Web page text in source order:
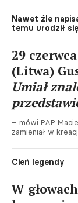
Nawet źle
temu urodził
29
(Litwa)
Umiał
– mówi PAP
zamieniał w
Cień legendy
W